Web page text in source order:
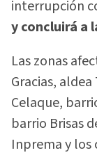
interrupción
y concluirá a
Las zonas
Gracias,
Celaque,
barrio Brisas
Inprema y los